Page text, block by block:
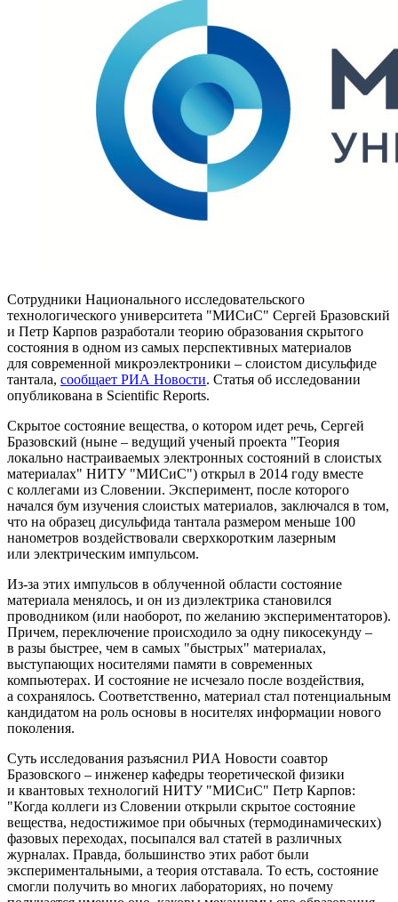
Сотрудники Национального исследовательского
технологического университета "МИСиС" Сергей Бразовский
и Петр Карпов разработали теорию образования скрытого
состояния в одном из самых перспективных материалов
для современной микроэлектроники – слоистом дисульфиде
тантала, сообщает РИА Новости. Статья об исследовании
опубликована в Scientific Reports.
Скрытое состояние вещества, о котором идет речь, Сергей
Бразовский (ныне – ведущий ученый проекта "Теория
локально настраиваемых электронных состояний в слоистых
материалах" НИТУ "МИСиС") открыл в 2014 году вместе
с коллегами из Словении. Эксперимент, после которого
начался бум изучения слоистых материалов, заключался в том,
что на образец дисульфида тантала размером меньше 100
нанометров воздействовали сверхкоротким лазерным
или электрическим импульсом.
Из-за этих импульсов в облученной области состояние
материала менялось, и он из диэлектрика становился
проводником (или наоборот, по желанию экспериментаторов).
Причем, переключение происходило за одну пикосекунду –
в разы быстрее, чем в самых "быстрых" материалах,
выступающих носителями памяти в современных
компьютерах. И состояние не исчезало после воздействия,
а сохранялось. Соответственно, материал стал потенциальным
кандидатом на роль основы в носителях информации нового
поколения.
Суть исследования разъяснил РИА Новости соавтор
Бразовского – инженер кафедры теоретической физики
и квантовых технологий НИТУ "МИСиС" Петр Карпов:
"Когда коллеги из Словении открыли скрытое состояние
вещества, недостижимое при обычных (термодинамических)
фазовых переходах, посыпался вал статей в различных
журналах. Правда, большинство этих работ были
экспериментальными, а теория отставала. То есть, состояние
смогли получить во многих лабораториях, но почему